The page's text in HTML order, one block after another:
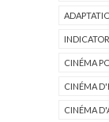
INDICATOR
CINÉMA
CINÉMA
CINÉMA